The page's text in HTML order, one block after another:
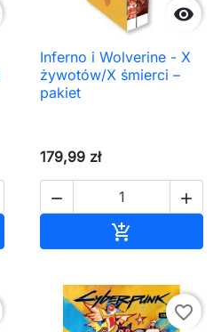

Inferno i Wolverine - X
żywotów/X śmierci –
pakiet
179,99 zł
 

favorite_border